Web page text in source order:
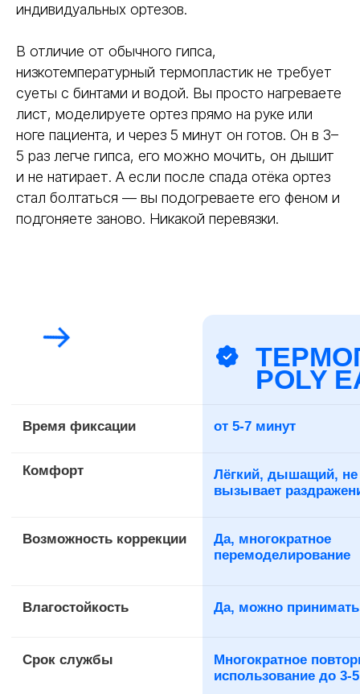
индивидуальных ортезов.
В отличие от обычного гипса,
низкотемпературный термопластик не требует
суеты с бинтами и водой. Вы просто нагреваете
лист, моделируете ортез прямо на руке или
ноге пациента, и через 5 минут он готов. Он в 3–
5 раз легче гипса, его можно мочить, он дышит
и не натирает. А если после спада отёка ортез
стал болтаться — вы подогреваете его феном и
подгоняете заново. Никакой перевязки.
Влагостойкость
Срок службы
Многократное повторное
использование до 3-5 раз